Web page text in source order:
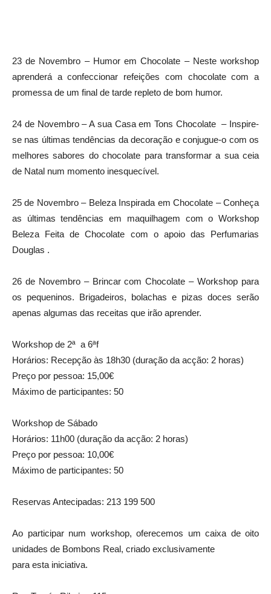
23 de Novembro – Humor em Chocolate – Neste workshop
aprenderá a confeccionar refeições com chocolate com a
promessa de um final de tarde repleto de bom humor.
24 de Novembro – A sua Casa em Tons Chocolate – Inspire-
se nas últimas tendências da decoração e conjugue-o com os
melhores sabores do chocolate para transformar a sua ceia
de Natal num momento inesquecível.
25 de Novembro – Beleza Inspirada em Chocolate – Conheça
as últimas tendências em maquilhagem com o Workshop
Beleza Feita de Chocolate com o apoio das Perfumarias
Douglas .
26 de Novembro – Brincar com Chocolate – Workshop para
os pequeninos. Brigadeiros, bolachas e pizas doces serão
apenas algumas das receitas que irão aprender.
Workshop de 2ª a 6ªf
Horários: Recepção às 18h30 (duração da acção: 2 horas)
Preço por pessoa: 15,00€
Máximo de participantes: 50
Workshop de Sábado
Horários: 11h00 (duração da acção: 2 horas)
Preço por pessoa: 10,00€
Máximo de participantes: 50
Reservas Antecipadas: 213 199 500
Ao participar num workshop, oferecemos um caixa de oito
unidades de Bombons Real, criado exclusivamente
para esta iniciativa.